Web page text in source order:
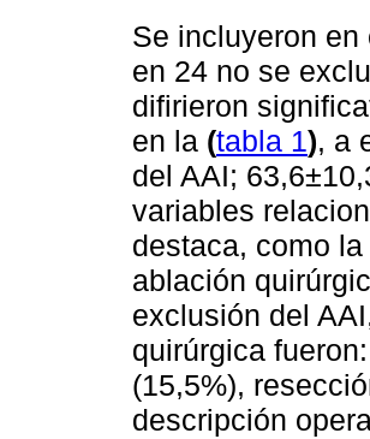
Se incluyeron
en 24 no se
difirieron
en la (tabla 1), a
del AAI;
variables
destaca, como
ablación
exclusión del
quirúrgica
(15,5%),
descripción